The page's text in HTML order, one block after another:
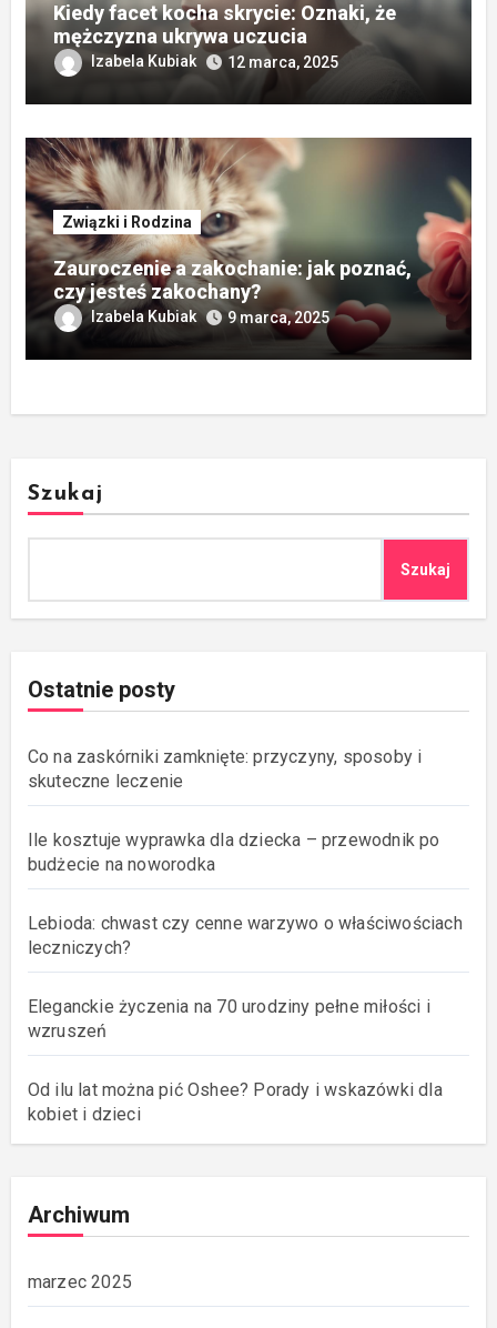
Kiedy facet kocha skrycie: Oznaki, że
mężczyzna ukrywa uczucia
Izabela Kubiak 12 marca, 2025
Związki i Rodzina
Zauroczenie a zakochanie: jak poznać,
czy jesteś zakochany?
Izabela Kubiak 9 marca, 2025
Szukaj
Szukaj
Ostatnie posty
Co na zaskórniki zamknięte: przyczyny, sposoby i
skuteczne leczenie
Ile kosztuje wyprawka dla dziecka – przewodnik po
budżecie na noworodka
Lebioda: chwast czy cenne warzywo o właściwościach
leczniczych?
Eleganckie życzenia na 70 urodziny pełne miłości i
wzruszeń
Od ilu lat można pić Oshee? Porady i wskazówki dla
kobiet i dzieci
Archiwum
marzec 2025